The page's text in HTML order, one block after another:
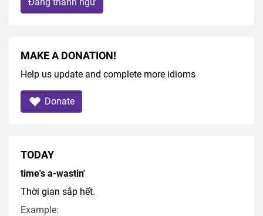
MAKE A DONATION!
Help us update and complete more idioms
Donate
TODAY
time's a-wastin'
Thời gian sắp hết.
Example: